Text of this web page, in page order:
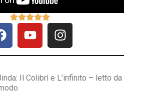
Il Colibrì e L’infinito – letto da